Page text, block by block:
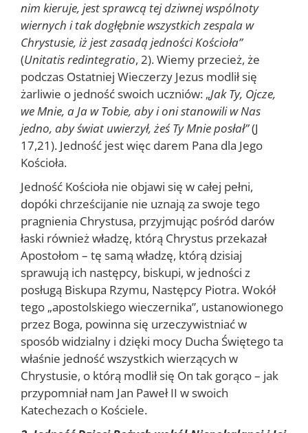
nim kieruje, jest sprawcą tej dziwnej wspólnoty
wiernych i tak dogłębnie wszystkich zespala w
Chrystusie, iż jest zasadą jedności Kościoła”
(Unitatis redintegratio, 2). Wiemy przecież, że
podczas Ostatniej Wieczerzy Jezus modlił się
żarliwie o jedność swoich uczniów: „Jak Ty, Ojcze,
we Mnie, a Ja w Tobie, aby i oni stanowili w Nas
jedno, aby świat uwierzył, żeś Ty Mnie posłał”(J
17,21). Jedność jest więc darem Pana dla Jego
Kościoła.
Jedność Kościoła nie objawi się w całej pełni,
dopóki chrześcijanie nie uznają za swoje tego
pragnienia Chrystusa, przyjmując pośród darów
łaski również władzę, którą Chrystus przekazał
Apostołom – tę samą władzę, którą dzisiaj
sprawują ich następcy, biskupi, w jedności z
posługą Biskupa Rzymu, Następcy Piotra. Wokół
tego „apostolskiego wieczernika”, ustanowionego
przez Boga, powinna się urzeczywistniać w
sposób widzialny i dzięki mocy Ducha Świętego ta
właśnie jedność wszystkich wierzących w
Chrystusie, o którą modlił się On tak gorąco – jak
przypomniał nam Jan Paweł II w swoich
Katechezach o Kościele.